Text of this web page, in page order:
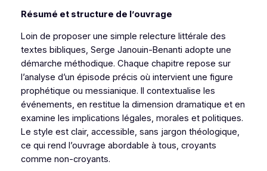
Résumé et structure de l’ouvrage
Loin de proposer une simple relecture littérale des
textes bibliques, Serge Janouin-Benanti adopte une
démarche méthodique. Chaque chapitre repose sur
l’analyse d’un épisode précis où intervient une figure
prophétique ou messianique. Il contextualise les
événements, en restitue la dimension dramatique et en
examine les implications légales, morales et politiques.
Le style est clair, accessible, sans jargon théologique,
ce qui rend l’ouvrage abordable à tous, croyants
comme non-croyants.